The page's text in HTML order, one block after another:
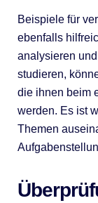
Beispiele für
ebenfalls
analysieren
studieren,
die ihnen beim
werden. Es ist
Themen